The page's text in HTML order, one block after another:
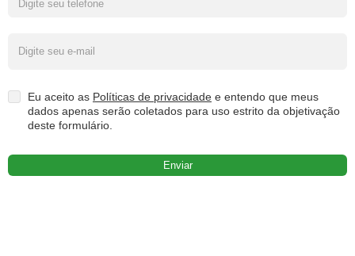
Eu aceito as Políticas de privacidade e entendo que meus
dados apenas serão coletados para uso estrito da objetivação
deste formulário.